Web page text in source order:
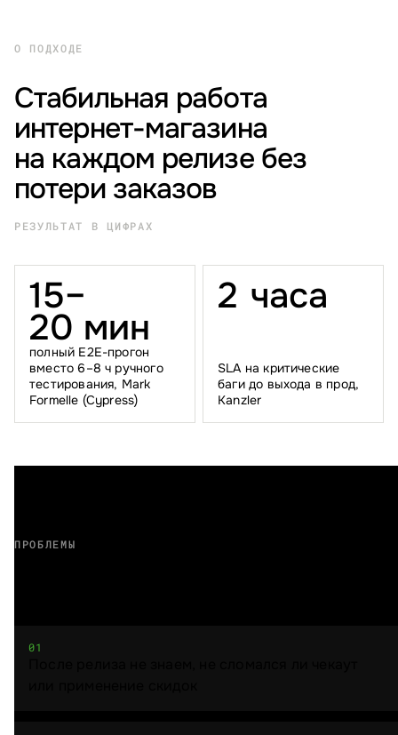
О ПОДХОДЕ
Стабильная работа
интернет-магазина
на каждом релизе без
потери заказов
РЕЗУЛЬТАТ В ЦИФРАХ
15–
20 мин
полный E2E-прогон
вместо 6–8 ч ручного
тестирования, Mark
Formelle (Cypress)
2 часа
SLA на критические
баги до выхода в прод,
Kanzler
ПРОБЛЕМЫ
01